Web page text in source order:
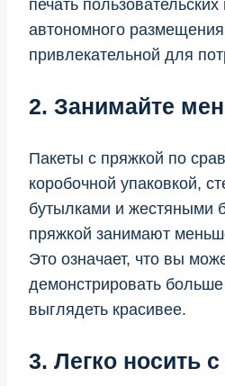
печать
автономного
привлекательной для
2. Занимайте
Пакеты с пряжкой по
коробочной упаковкой,
бутылками и жестяными
пряжкой занимают
Это означает, что вы
демонстрировать
выглядеть красивее.
3. Легко носить